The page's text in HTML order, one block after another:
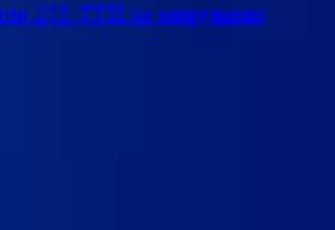
272 ДТП за минувшие